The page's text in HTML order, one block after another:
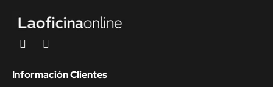
Información Clientes